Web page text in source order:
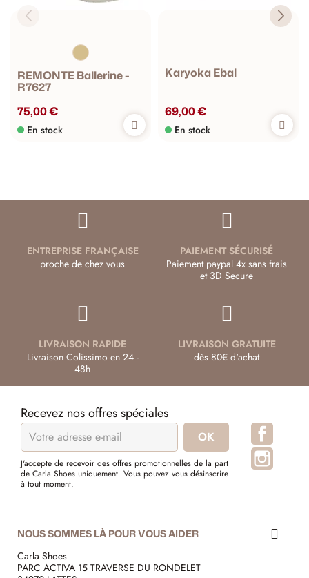
REMONTE Ballerine -
R7627
75,00 €
En stock
Karyoka Ebal
69,00 €
En stock
ENTREPRISE FRANÇAISE
proche de chez vous
PAIEMENT SÉCURISÉ
Paiement paypal 4x sans frais
et 3D Secure
LIVRAISON RAPIDE
Livraison Colissimo en 24 -
48h
LIVRAISON GRATUITE
dès 80€ d'achat
Recevez nos offres spéciales
J'accepte de recevoir des offres promotionnelles de la part
de Carla Shoes uniquement. Vous pouvez vous désinscrire
à tout moment.
NOUS SOMMES LÀ POUR VOUS AIDER
Carla Shoes
PARC ACTIVA 15 TRAVERSE DU RONDELET